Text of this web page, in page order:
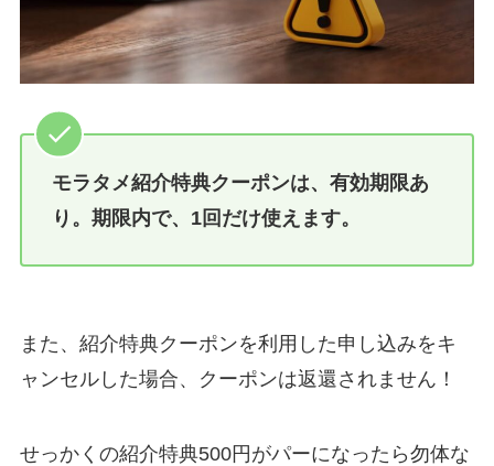
モラタメ紹介特典クーポンは、有効期限あ
り。期限内で、1回だけ使えます。
また、紹介特典クーポンを利用した申し込みをキ
ャンセルした場合、クーポンは返還されません！
せっかくの紹介特典500円がパーになったら勿体な